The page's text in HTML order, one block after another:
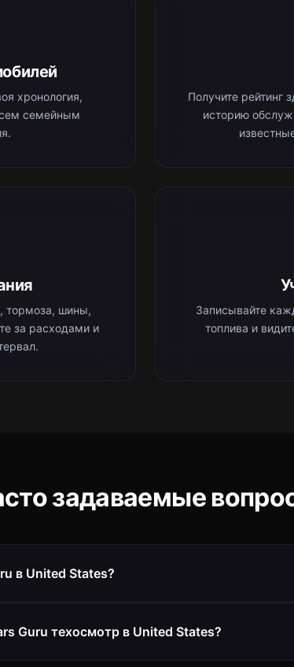
хронология,
семейным
Получите рейтинг
историю
тормоза, шины,
за расходами и
Записывайте
топлива и
задаваемые
в United States?
Guru техосмотр в United States?